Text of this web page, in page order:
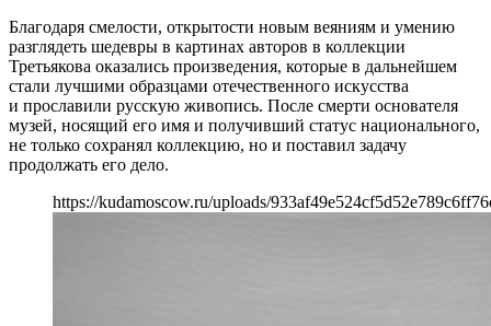
Благодаря смелости, открытости новым веяниям и умению
разглядеть шедевры в картинах авторов в коллекции
Третьякова оказались произведения, которые в дальнейшем
стали лучшими образцами отечественного искусства
и прославили русскую живопись. После смерти основателя
музей, носящий его имя и получивший статус национального,
не только сохранял коллекцию, но и поставил задачу
продолжать его дело.
https://kudamoscow.ru/uploads/